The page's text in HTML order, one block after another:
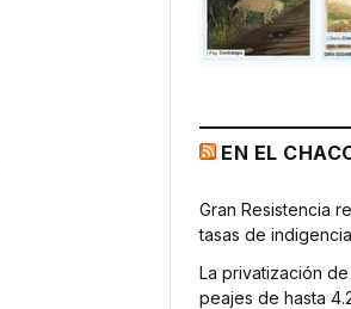
EN EL
Gran Resistencia
tasas de
La privatización
peajes de hasta